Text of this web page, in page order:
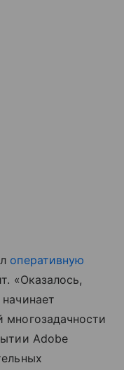
оперативную
«Оказалось,
Adobe